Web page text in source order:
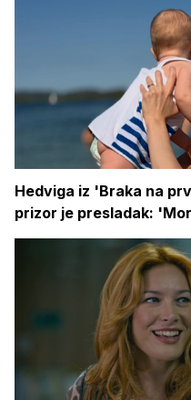
Hedviga iz 'Braka na
prizor je presladak: